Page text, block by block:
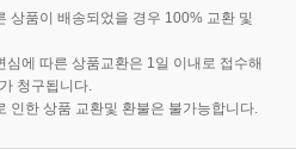
상품이 배송되었을 경우 100% 교환 및
에 따른 상품교환은 1일 이내로 접수해
청구됩니다.
인한 상품 교환및 환불은 불가능합니다.